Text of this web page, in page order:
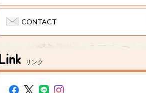
CONTACT
リンク